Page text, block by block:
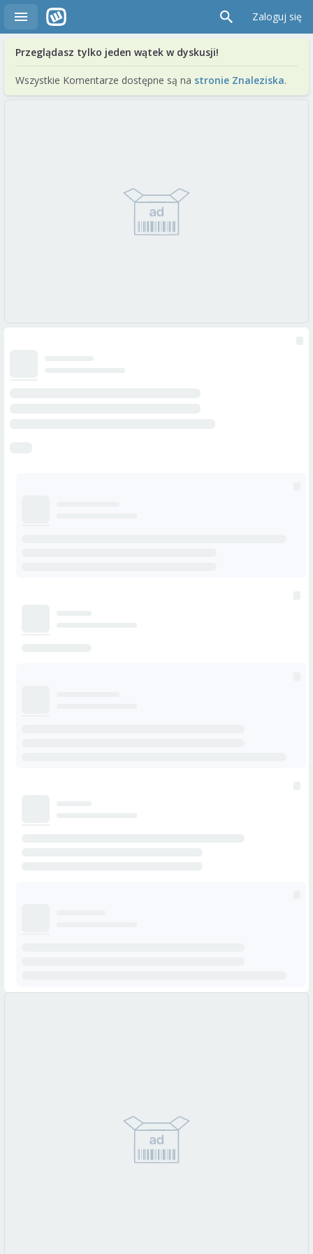
Zaloguj się
Przeglądasz tylko jeden wątek w dyskusji!
Wszystkie Komentarze dostępne są na stronie Znaleziska.